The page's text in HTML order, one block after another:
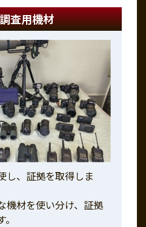
査用機材
し、証拠を取得しま
機材を使い分け、証拠